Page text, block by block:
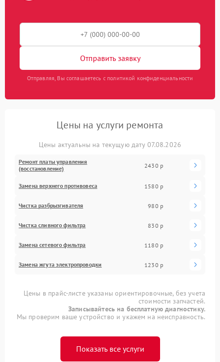
Отправить заявку
Отправляя, Вы соглашаетесь с политикой конфиденциальности
Цены на услуги ремонта
Цены актуальны на текущую дату 07.08.2026
Ремонт платы управления
(восстановление)
2430 р
Замена верхнего противовеса 1580 р
Чистка разбрызгивателя 980 р
Чистка сливного фильтра 830 р
Замена сетевого фильтра 1180 р
Замена жгута электропроводки 1230 р
Цены в прайс-листе указаны ориентировочные, без учета
стоимости запчастей.
Записывайтесь на бесплатную диагностику.
Мы проверим ваше устройство и укажем на неисправность.
Показать все услуги